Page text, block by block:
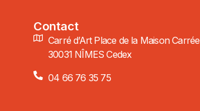
Contact
Carré d’Art Place de la Maison Carrée
30031 NÎMES Cedex
04 66 76 35 75